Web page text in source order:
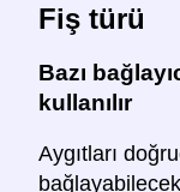
Fiş türü
Bazı
kullanılır
Aygıtları